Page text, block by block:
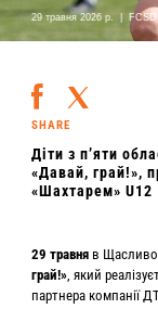
29 травня 2026 р. FCSD
SHARE
Діти з п’яти
«Давай, грай!»,
«Шахтарем» U12
29 травня в
грай!» , який
партнера компанії